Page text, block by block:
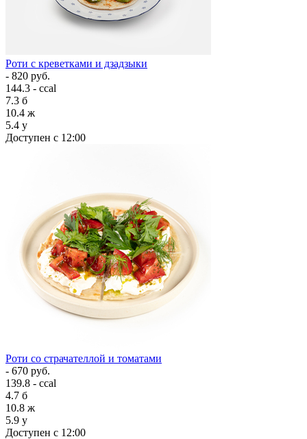
Роти с креветками и дзадзыки
- 820 руб.
144.3 - ccal
7.3 б
10.4 ж
5.4 у
Доступен с 12:00
Роти со страчателлой и томатами
- 670 руб.
139.8 - ccal
4.7 б
10.8 ж
5.9 у
Доступен с 12:00